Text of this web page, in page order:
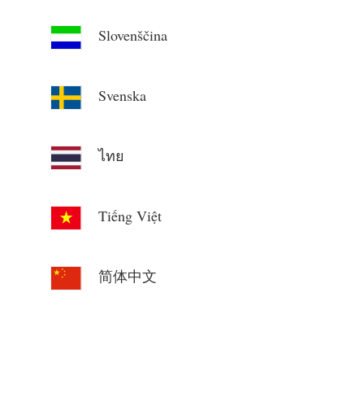
Slovenščina
Svenska
ไทย
Tiếng Việt
简体中文